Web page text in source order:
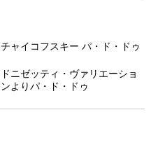
チャイコフスキー パ・ド・ドゥ
ドニゼッティ・ヴァリエーショ
ンよりパ・ド・ドゥ